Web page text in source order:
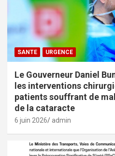
SANTE URGENCE
Le Gouverneur Daniel
les interventions
patients souffrant de
de la cataracte
6 juin 2026 admin